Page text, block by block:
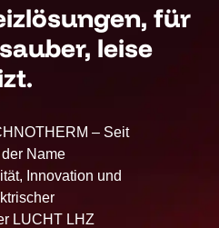
für
leise
– Seit
Name
Innovation und
LUCHT LHZ